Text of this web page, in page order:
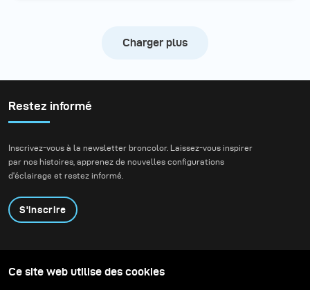
Charger plus
Restez informé
Inscrivez-vous à la newsletter broncolor. Laissez-vous inspirer
par nos histoires, apprenez de nouvelles configurations
d'éclairage et restez informé.
S'inscrire
Contactez-nous
Technologies
Ce site web utilise des cookies